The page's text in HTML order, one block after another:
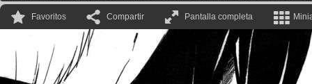
Favoritos Compartir Pantalla completa